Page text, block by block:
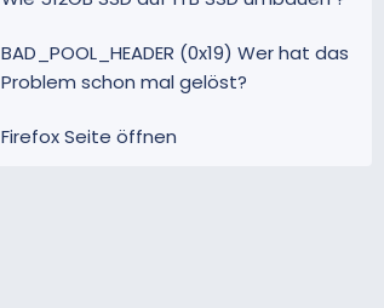
BAD_POOL_HEADER (0x19) Wer hat das
Problem schon mal gelöst?
Firefox Seite öffnen